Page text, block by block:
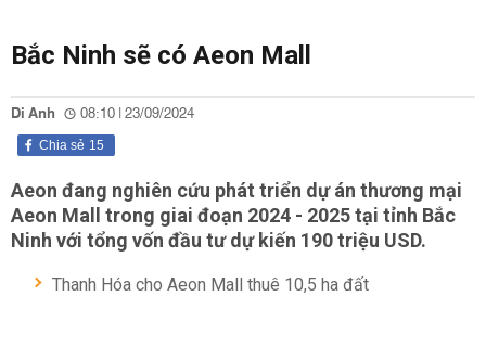
Bắc Ninh sẽ có Aeon Mall
Di Anh 08:10 | 23/09/2024
15
Chia sẻ
Aeon đang nghiên cứu phát triển dự án thương mại
Aeon Mall trong giai đoạn 2024 - 2025 tại tỉnh Bắc
Ninh với tổng vốn đầu tư dự kiến 190 triệu USD.
Thanh Hóa cho Aeon Mall thuê 10,5 ha đất